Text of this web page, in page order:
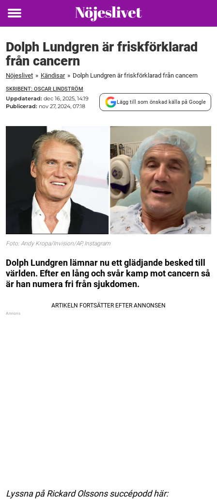
Toggle
Dolph Lundgren är friskförklarad
från cancern
Nöjeslivet » Kändisar » Dolph Lundgren är friskförklarad från cancern
SKRIBENT: OSCAR LINDSTRÖM
Uppdaterad: dec 16, 2025, 14:19
Publicerad: nov 27, 2024, 07:18
Lägg till som önskad källa på Google
Foto: Andy Kropa/Invision/AP, Instagram
Dolph Lundgren lämnar nu ett glädjande besked till
världen. Efter en lång och svår kamp mot cancern så
är han numera fri från sjukdomen.
Lyssna på Rickard Olssons succépodd här: